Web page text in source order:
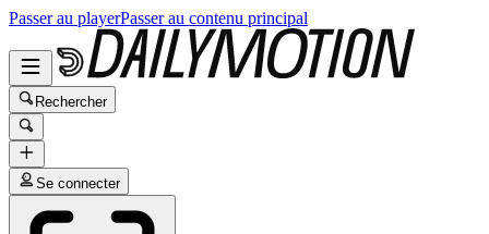
Passer au playerPasser au contenu principal
Rechercher
Se connecter